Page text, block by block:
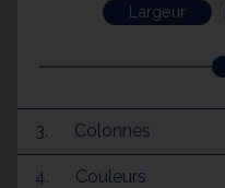
Largeur
3. Colonnes
4. Couleurs